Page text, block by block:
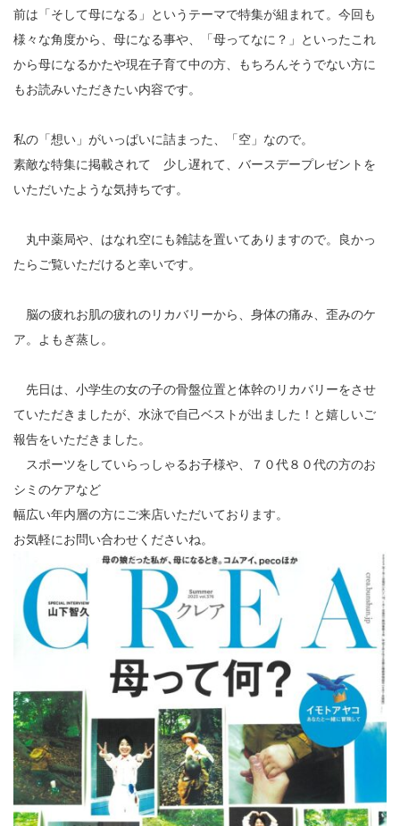
前は「そして母になる」というテーマで特集が組まれて。今回も
様々な角度から、母になる事や、「母ってなに？」といったこれ
から母になるかたや現在子育て中の方、もちろんそうでない方に
もお読みいただきたい内容です。
私の「想い」がいっぱいに詰まった、「空」なので。
素敵な特集に掲載されて 少し遅れて、バースデープレゼントを
いただいたような気持ちです。
丸中薬局や、はなれ空にも雑誌を置いてありますので。良かっ
たらご覧いただけると幸いです。
脳の疲れお肌の疲れのリカバリーから、身体の痛み、歪みのケ
ア。よもぎ蒸し。
先日は、小学生の女の子の骨盤位置と体幹のリカバリーをさせ
ていただきましたが、水泳で自己ベストが出ました！と嬉しいご
報告をいただきました。
スポーツをしていらっしゃるお子様や、７０代８０代の方のお
シミのケアなど
幅広い年内層の方にご来店いただいております。
お気軽にお問い合わせくださいね。
13
15
16
18
23
24
25
31